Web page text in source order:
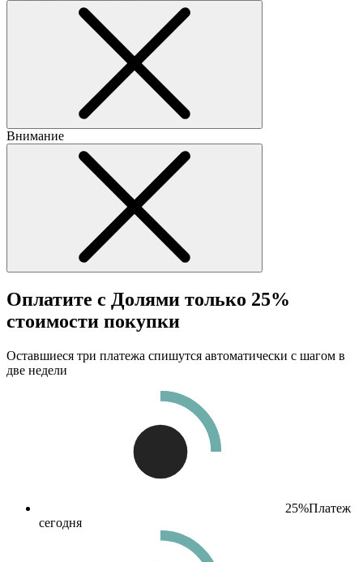
Внимание
Оплатите с Долями только 25%
стоимости покупки
Оставшиеся три платежа спишутся автоматически с шагом в
две недели
25%Платеж
сегодня